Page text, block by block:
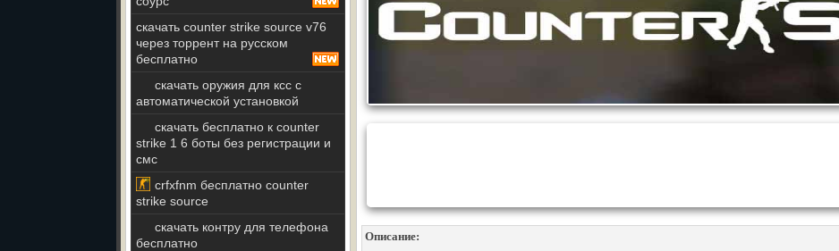
скачать counter strike source v76
через торрент на русском
бесплатно
скачать оружия для ксс с
автоматической установкой
скачать бесплатно к counter
strike 1 6 боты без регистрации и
смс
crfxfnm бесплатно counter
strike source
скачать контру для телефона
бесплатно
Описание: